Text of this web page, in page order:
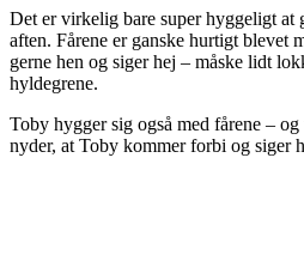
Det er virkelig bare super hyggeligt at
aften. Fårene er ganske hurtigt blevet
gerne hen og siger hej – måske lidt
hyldegrene.
Toby hygger sig også med fårene –
nyder, at Toby kommer forbi og siger